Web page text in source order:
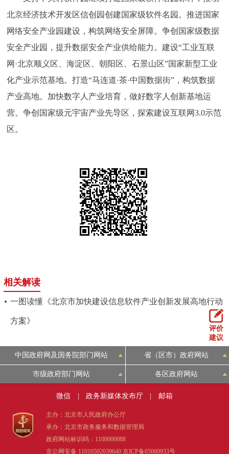
北京经济技术开发区信创园创建国家级软件名园。推进国家
网络安全产业园建设，构筑网络安全屏障。争创国家级数据
安全产业园，提升数据安全产业供给能力。建设“工业互联
网·北京顺义区、海淀区、朝阳区、石景山区”国家新型工业
化产业示范基地。打造“马连道·茶·中国数据街”，构筑数据
产业高地。加快数字人产业培育，做好数字人创新基地运
营。争创国家级元宇宙产业先导区，探索建设互联网3.0示范
区。
相关解读
一图读懂《北京市加快建设信息软件产业创新发展高地行动
方案》
评价
建议
中国政府网及国务院部门网站 省（区市）政府网站
市级政府部门网站 各区政府网站
微信 政务新媒体发布厅 邮箱
主办：北京市人民政府办公厅
承办：北京市政务服务和数据管理局
政府网站标识码：1100000088
京公网安备 11010502039640 京ICP备05060933号